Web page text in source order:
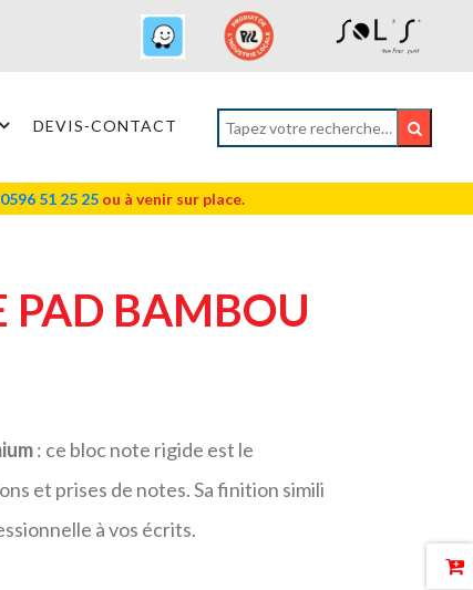
DEVIS-CONTACT
0596 51 25 25 ou à venir sur place.
PAD BAMBOU
: ce bloc note rigide est le
et prises de notes. Sa finition simili
à vos écrits.